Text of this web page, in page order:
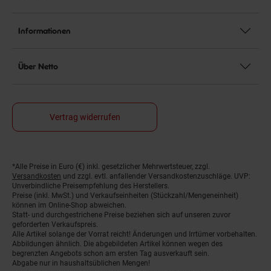
Informationen
Über Netto
Vertrag widerrufen
Fußnoten
*Alle Preise in Euro (€) inkl. gesetzlicher Mehrwertsteuer, zzgl.
Versandkosten und zzgl. evtl. anfallender Versandkostenzuschläge. UVP:
Unverbindliche Preisempfehlung des Herstellers.
Preise (inkl. MwSt.) und Verkaufseinheiten (Stückzahl/Mengeneinheit)
können im Online-Shop abweichen.
Statt- und durchgestrichene Preise beziehen sich auf unseren zuvor
geforderten Verkaufspreis.
Alle Artikel solange der Vorrat reicht! Änderungen und Irrtümer vorbehalten.
Abbildungen ähnlich. Die abgebildeten Artikel können wegen des
begrenzten Angebots schon am ersten Tag ausverkauft sein.
Abgabe nur in haushaltsüblichen Mengen!